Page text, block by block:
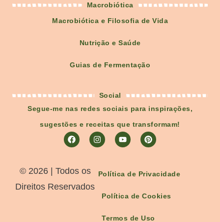
Macrobiótica
Macrobiótica e Filosofia de Vida
Nutrição e Saúde
Guias de Fermentação
Social
Segue-me nas redes sociais para inspirações,
sugestões e receitas que transformam!
©️ 2026 | Todos os
Direitos Reservados
Política de Privacidade
Política de Cookies
Termos de Uso